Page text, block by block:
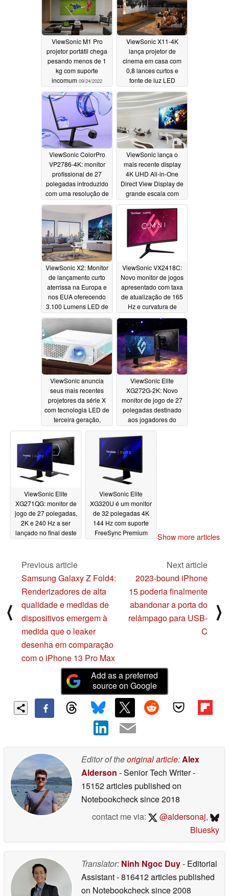
ViewSonic M1 Pro
projetor portátil chega
pesando menos de 1
kg com suporte
incomum 09/24/2022
ViewSonic X11-4K
lança projetor de
cinema em casa com
0,8 lances curtos e
fonte de luz LED
08/31/2022
ViewSonic ColorPro
VP2786-4K: monitor
profissional de 27
polegadas introduzido
com uma resolução de
de 10 bits e cobertura
de espaço colorido
100% AdobeRGB
08/26/2022
ViewSonic lança o
mais recente display
4K UHD All-in-One
Direct View Display de
grande escala com
ponta e alto-falantes
Harman Kardon
07/09/2022
ViewSonic X2: Monitor
de lançamento curto
aterrissa na Europa e
nos EUA oferecendo
3.100 Lumens LED de
06/29/2022
ViewSonic VX2418C:
Novo monitor de jogos
apresentado com taxa
de atualização de 165
Hz e curvatura de
06/22/2022
ViewSonic anuncia
seus mais recentes
projetores da série X
com tecnologia LED de
terceira geração,
luminosidade
aprimorada
06/18/2022
ViewSonic Elite
XG272G-2K: Novo
monitor de jogo de 27
polegadas destinado
aos jogadores do
uma taxa de
atualização de 300 Hz
e mini zonas de
escurecimento de LED
ViewSonic Elite
XG271QG: monitor de
jogo de 27 polegadas,
2K e 240 Hz a ser
lançado no final deste
ViewSonic Elite
XG320U é um monitor
de 32 polegadas 4K
144 Hz com suporte
FreeSync Premium
Show more articles
⟨
Previous article
Samsung Galaxy Z Fold4:
Renderizadores de alta
qualidade e medidas de
dispositivos emergem à
medida que o leaker
desenha em comparação
com o iPhone 13 Pro Max
Next article
2023-bound iPhone
15 poderia finalmente
abandonar a porta do
relâmpago para USB-
C
⟩
Add as a preferred
source on Google
Editor of theoriginal article:Alex
Alderson - Senior Tech Writer-
15152 articles published on
Notebookchecksince 2018
contact me via:
@aldersonaj,
Bluesky
Translator: Ninh Ngoc Duy- Editorial
Assistant- 816412 articles published
on Notebookchecksince 2008